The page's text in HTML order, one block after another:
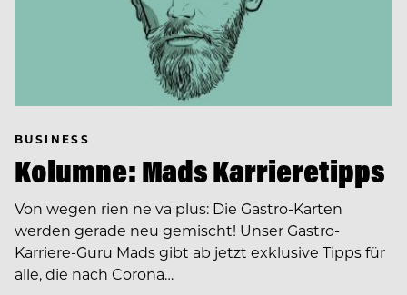
BUSINESS
Kolumne: Mads Karrieretipps
Von wegen rien ne va plus: Die Gastro-Karten
werden gerade neu gemischt! Unser Gastro-
Karriere-Guru Mads gibt ab jetzt exklusive Tipps für
alle, die nach Corona…